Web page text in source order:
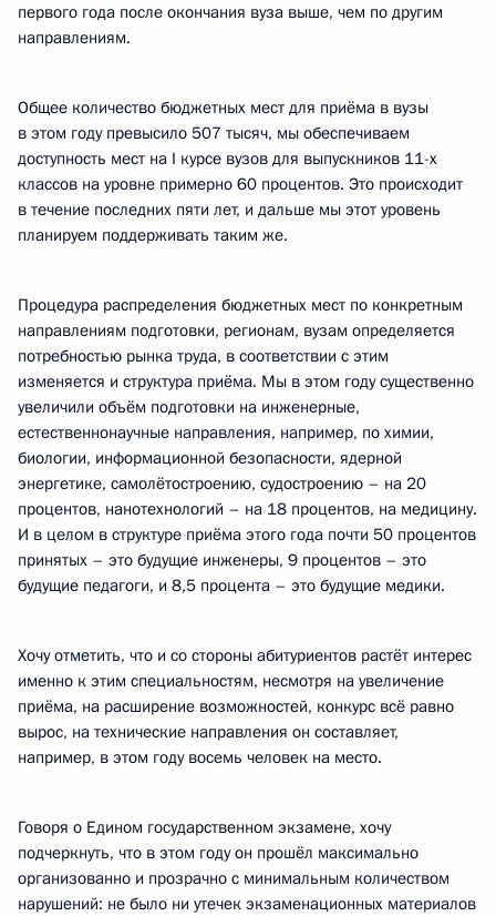
первого года после окончания вуза выше, чем по другим
направлениям.
Общее количество бюджетных мест для приёма в вузы
в этом году превысило 507 тысяч, мы обеспечиваем
доступность мест на I курсе вузов для выпускников 11-х
классов на уровне примерно 60 процентов. Это происходит
в течение последних пяти лет, и дальше мы этот уровень
планируем поддерживать таким же.
Процедура распределения бюджетных мест по конкретным
направлениям подготовки, регионам, вузам определяется
потребностью рынка труда, в соответствии с этим
изменяется и структура приёма. Мы в этом году существенно
увеличили объём подготовки на инженерные,
естественнонаучные направления, например, по химии,
биологии, информационной безопасности, ядерной
энергетике, самолётостроению, судостроению – на 20
процентов, нанотехнологий – на 18 процентов, на медицину.
И в целом в структуре приёма этого года почти 50 процентов
принятых – это будущие инженеры, 9 процентов – это
будущие педагоги, и 8,5 процента – это будущие медики.
Хочу отметить, что и со стороны абитуриентов растёт интерес
именно к этим специальностям, несмотря на увеличение
приёма, на расширение возможностей, конкурс всё равно
вырос, на технические направления он составляет,
например, в этом году восемь человек на место.
Говоря о Едином государственном экзамене, хочу
подчеркнуть, что в этом году он прошёл максимально
организованно и прозрачно с минимальным количеством
нарушений: не было ни утечек экзаменационных материалов